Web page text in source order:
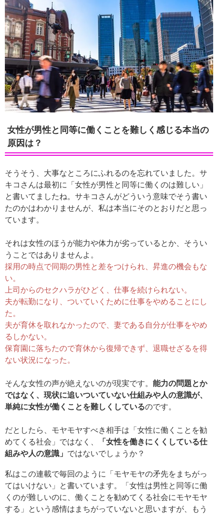
女性が男性と同等に働くことを難しく感じる本当の
原因は？
そうそう、大事なところにふれるのを忘れていました。サ
キコさんは最初に「女性が男性と同等に働くのは難しい」
と書いてましたね。サキコさんがどういう意味でそう書い
たのかはわかりませんが、私は本当にそのとおりだと思っ
ています。
それは女性のほうが能力や体力が劣っているとか、そうい
うことではありませんよ。
採用の時点で同期の男性と差をつけられ、昇進の機会もな
い。
上司からのセクハラがひどく、仕事を続けられない。
夫が転勤になり、ついていくために仕事をやめることにし
た。
夫が育休を取れなかったので、妻である自分が仕事をやめ
るしかない。
保育園に落ちたので育休から復帰できず、退職せざるを得
ない状況になった。
そんな女性の声が絶えないのが現実です。 能力の問題とか
ではなく、現状に追いついていない仕組みや人の意識が、
単純に女性が働くことを難しくしているのです。
だとしたら、モヤモヤすべき相手は「女性に働くことを勧
めてくる社会」ではなく、
「女性を働きにくくしている仕
組みや人の意識」 ではないでしょうか？
私はこの連載で毎回のように「モヤモヤの矛先をまちがっ
てはいけない」と書いています。「女性は男性と同等に働
くのが難しいのに、働くことを勧めてくる社会にモヤモヤ
する」という感情はまちがっていないと思いますが、もう